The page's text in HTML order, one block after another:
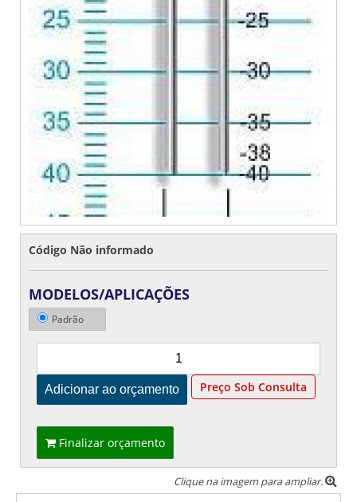
Código Não informado
MODELOS/APLICAÇÕES
Padrão
Preço Sob Consulta
Finalizar orçamento
Clique na imagem para ampliar.